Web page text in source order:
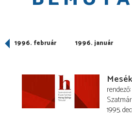
1996. február 1996. január
rendező
1995.